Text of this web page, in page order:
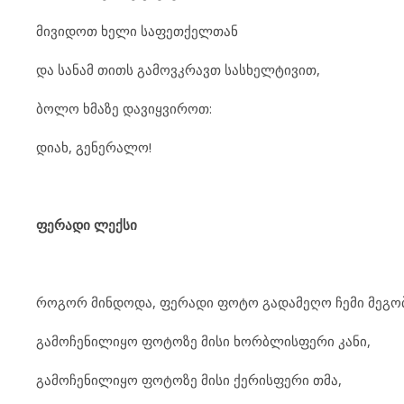
მივიდოთ ხელი საფეთქელთან
და სანამ თითს გამოვკრავთ სასხელტივით,
ბოლო ხმაზე დავიყვიროთ:
დიახ, გენერალო!
ფერადი ლექსი
როგორ მინდოდა, ფერადი ფოტო გადამეღო ჩემი
გამოჩენილიყო ფოტოზე მისი ხორბლისფერი კანი,
გამოჩენილიყო ფოტოზე მისი ქერისფერი თმა,